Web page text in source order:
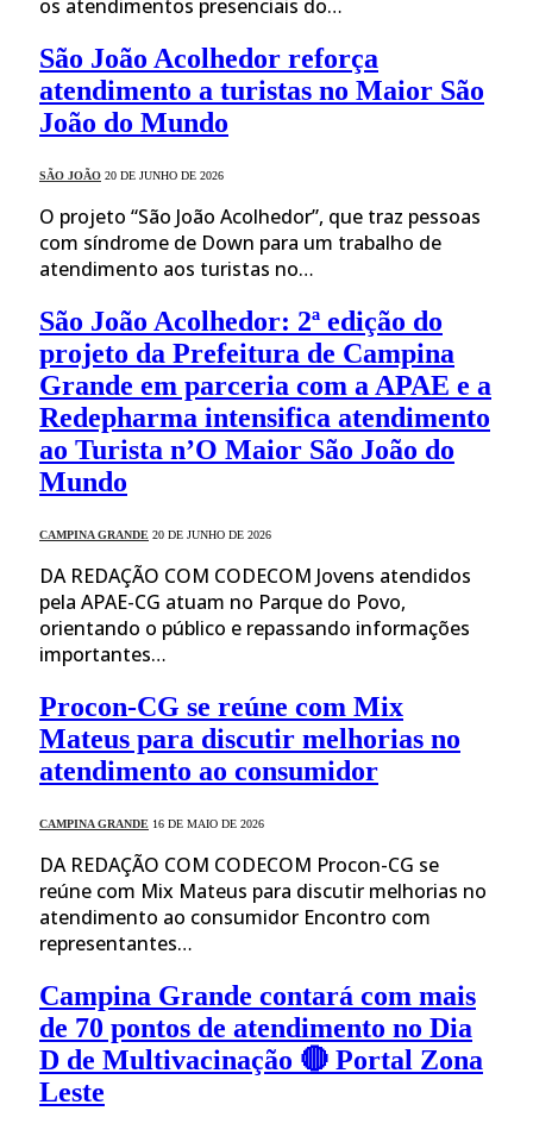
os atendimentos presenciais do…
São João Acolhedor reforça
atendimento a turistas no Maior São
João do Mundo
SÃO JOÃO 20 DE JUNHO DE 2026
O projeto “São João Acolhedor”, que traz pessoas
com síndrome de Down para um trabalho de
atendimento aos turistas no…
São João Acolhedor: 2ª edição do
projeto da Prefeitura de Campina
Grande em parceria com a APAE e a
Redepharma intensifica atendimento
ao Turista n’O Maior São João do
Mundo
CAMPINA GRANDE 20 DE JUNHO DE 2026
DA REDAÇÃO COM CODECOM Jovens atendidos
pela APAE-CG atuam no Parque do Povo,
orientando o público e repassando informações
importantes…
Procon-CG se reúne com Mix
Mateus para discutir melhorias no
atendimento ao consumidor
CAMPINA GRANDE 16 DE MAIO DE 2026
DA REDAÇÃO COM CODECOM Procon-CG se
reúne com Mix Mateus para discutir melhorias no
atendimento ao consumidor Encontro com
representantes…
Campina Grande contará com mais
de 70 pontos de atendimento no Dia
D de Multivacinação 🔴 Portal Zona
Leste